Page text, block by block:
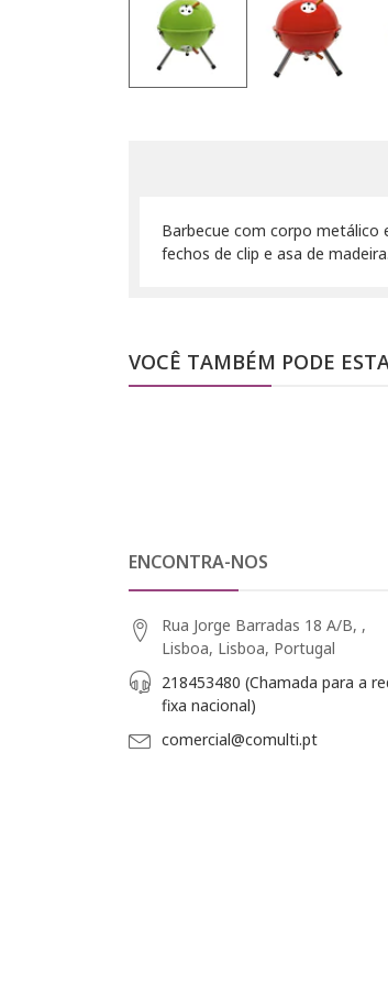
Barbecue com corpo metálico
fechos de clip e asa de
VOCÊ TAMBÉM PODE
ENCONTRA-NOS
Rua Jorge Barradas 18 A/B, ,
Lisboa, Lisboa, Portugal
218453480 (Chamada para a
fixa nacional)
comercial@comulti.pt